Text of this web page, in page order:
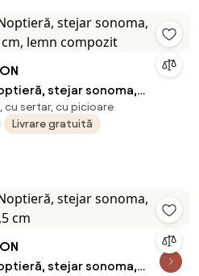
stejar sonoma,
cm, lemn compozit
cu sertar, cu picioare
Livrare gratuită
stejar sonoma,